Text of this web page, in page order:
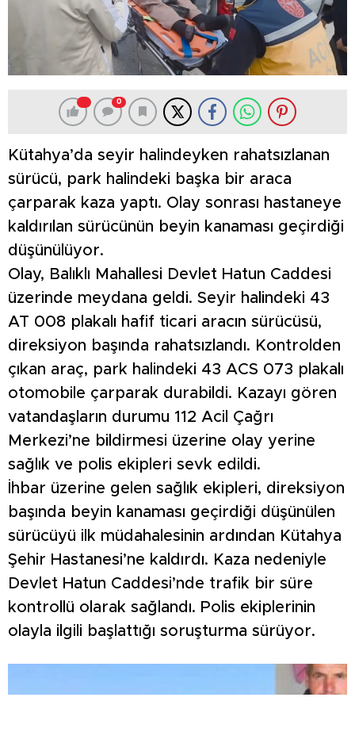
0
Kütahya’da seyir halindeyken rahatsızlanan
sürücü, park halindeki başka bir araca
çarparak kaza yaptı. Olay sonrası hastaneye
kaldırılan sürücünün beyin kanaması geçirdiği
düşünülüyor.
Olay, Balıklı Mahallesi Devlet Hatun Caddesi
üzerinde meydana geldi. Seyir halindeki 43
AT 008 plakalı hafif ticari aracın sürücüsü,
direksiyon başında rahatsızlandı. Kontrolden
çıkan araç, park halindeki 43 ACS 073 plakalı
otomobile çarparak durabildi. Kazayı gören
vatandaşların durumu 112 Acil Çağrı
Merkezi’ne bildirmesi üzerine olay yerine
sağlık ve polis ekipleri sevk edildi.
İhbar üzerine gelen sağlık ekipleri, direksiyon
başında beyin kanaması geçirdiği düşünülen
sürücüyü ilk müdahalesinin ardından Kütahya
Şehir Hastanesi’ne kaldırdı. Kaza nedeniyle
Devlet Hatun Caddesi’nde trafik bir süre
kontrollü olarak sağlandı. Polis ekiplerinin
olayla ilgili başlattığı soruşturma sürüyor.